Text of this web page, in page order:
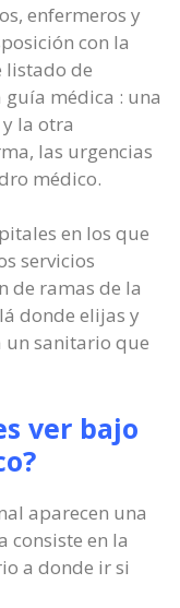
enfermeros y
con la
listado de
guía médica : una
la otra
las urgencias
médico.
en los que
servicios
de ramas de la
donde elijas y
sanitario que
ver bajo
aparecen una
consiste en la
a donde ir si